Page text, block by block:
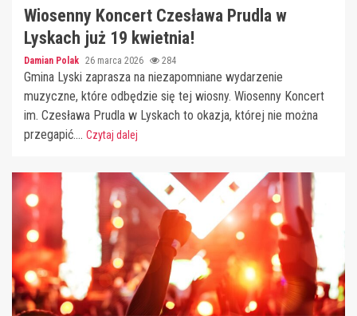
Wiosenny Koncert Czesława Prudla w
Lyskach już 19 kwietnia!
Damian Polak 26 marca 2026 284
Gmina Lyski zaprasza na niezapomniane wydarzenie
muzyczne, które odbędzie się tej wiosny. Wiosenny Koncert
im. Czesława Prudla w Lyskach to okazja, której nie można
przegapić.... Czytaj dalej